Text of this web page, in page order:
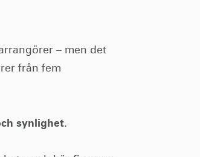
– men det
från fem
synlighet.